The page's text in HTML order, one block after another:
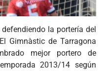
la portería del
Gimnàstic de Tarragona
mejor portero de
2013/14 según